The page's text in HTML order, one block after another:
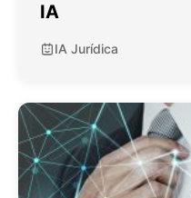
IA
IA Jurídica